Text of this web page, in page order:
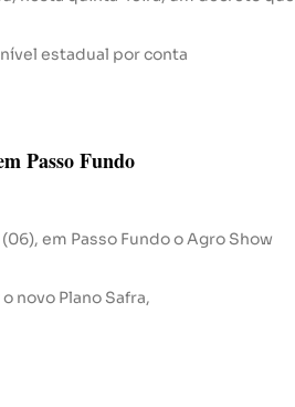
estadual por conta
Passo Fundo
em Passo Fundo o Agro Show
novo Plano Safra,